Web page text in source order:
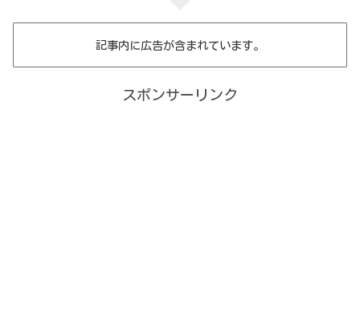
記事内に広告が含まれています。
スポンサーリンク